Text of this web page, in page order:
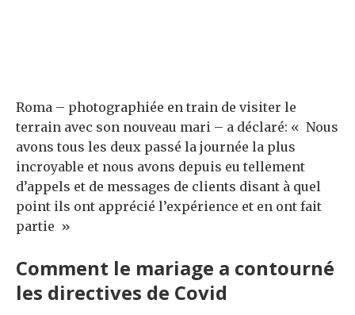
Roma – photographiée en train de visiter le
terrain avec son nouveau mari – a déclaré: « Nous
avons tous les deux passé la journée la plus
incroyable et nous avons depuis eu tellement
d’appels et de messages de clients disant à quel
point ils ont apprécié l’expérience et en ont fait
partie »
Comment le mariage a contourné
les directives de Covid